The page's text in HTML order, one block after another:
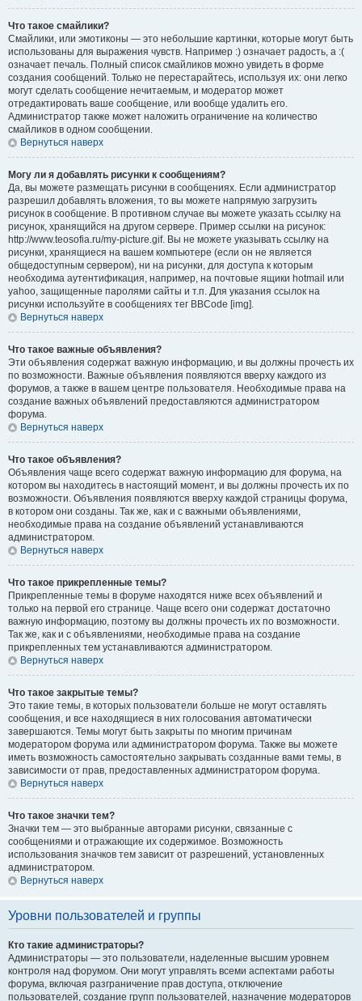
Что такое смайлики?
Смайлики, или эмотиконы — это небольшие картинки, которые могут быть
использованы для выражения чувств. Например :) означает радость, а :(
означает печаль. Полный список смайликов можно увидеть в форме
создания сообщений. Только не перестарайтесь, используя их: они легко
могут сделать сообщение нечитаемым, и модератор может
отредактировать ваше сообщение, или вообще удалить его.
Администратор также может наложить ограничение на количество
смайликов в одном сообщении.
Вернуться наверх
Могу ли я добавлять рисунки к сообщениям?
Да, вы можете размещать рисунки в сообщениях. Если администратор
разрешил добавлять вложения, то вы можете напрямую загрузить
рисунок в сообщение. В противном случае вы можете указать ссылку на
рисунок, хранящийся на другом сервере. Пример ссылки на рисунок:
http://www.teosofia.ru/my-picture.gif. Вы не можете указывать ссылку на
рисунки, хранящиеся на вашем компьютере (если он не является
общедоступным сервером), ни на рисунки, для доступа к которым
необходима аутентификация, например, на почтовые ящики hotmail или
yahoo, защищенные паролями сайты и т.п. Для указания ссылок на
рисунки используйте в сообщениях тег BBCode [img].
Вернуться наверх
Что такое важные объявления?
Эти объявления содержат важную информацию, и вы должны прочесть их
по возможности. Важные объявления появляются вверху каждого из
форумов, а также в вашем центре пользователя. Необходимые права на
создание важных объявлений предоставляются администратором
форума.
Вернуться наверх
Что такое объявления?
Объявления чаще всего содержат важную информацию для форума, на
котором вы находитесь в настоящий момент, и вы должны прочесть их по
возможности. Объявления появляются вверху каждой страницы форума,
в котором они созданы. Так же, как и с важными объявлениями,
необходимые права на создание объявлений устанавливаются
администратором.
Вернуться наверх
Что такое прикрепленные темы?
Прикрепленные темы в форуме находятся ниже всех объявлений и
только на первой его странице. Чаще всего они содержат достаточно
важную информацию, поэтому вы должны прочесть их по возможности.
Так же, как и с объявлениями, необходимые права на создание
прикрепленных тем устанавливаются администратором.
Вернуться наверх
Что такое закрытые темы?
Это такие темы, в которых пользователи больше не могут оставлять
сообщения, и все находящиеся в них голосования автоматически
завершаются. Темы могут быть закрыты по многим причинам
модератором форума или администратором форума. Также вы можете
иметь возможность самостоятельно закрывать созданные вами темы, в
зависимости от прав, предоставленных администратором форума.
Вернуться наверх
Что такое значки тем?
Значки тем — это выбранные авторами рисунки, связанные с
сообщениями и отражающие их содержимое. Возможность
использования значков тем зависит от разрешений, установленных
администратором.
Вернуться наверх
Уровни пользователей и группы
Кто такие администраторы?
Администраторы — это пользователи, наделенные высшим уровнем
контроля над форумом. Они могут управлять всеми аспектами работы
форума, включая разграничение прав доступа, отключение
пользователей, создание групп пользователей, назначение модераторов